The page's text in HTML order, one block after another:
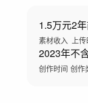
1.5万元
素材收入
2
上
2023年
创作时间
不
创作